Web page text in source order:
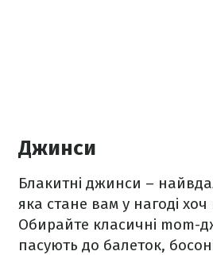
Джинси
Блакитні джинси –
яка стане вам у нагоді
Обирайте класичні mom-
пасують до балеток,